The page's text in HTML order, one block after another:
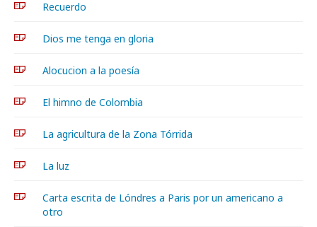
Recuerdo
Dios me tenga en gloria
Alocucion a la poesía
El himno de Colombia
La agricultura de la Zona Tórrida
La luz
Carta escrita de Lóndres a Paris por un americano a
otro